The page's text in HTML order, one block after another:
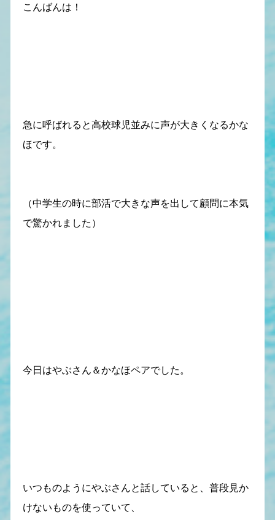
こんばんは！
急に呼ばれると高校球児並みに声が大きくなるかな
ほです。
（中学生の時に部活で大きな声を出して顧問に本気
で驚かれました）
今日はやぶさん＆かなほペアでした。
いつものようにやぶさんと話していると、普段見か
けないものを使っていて、